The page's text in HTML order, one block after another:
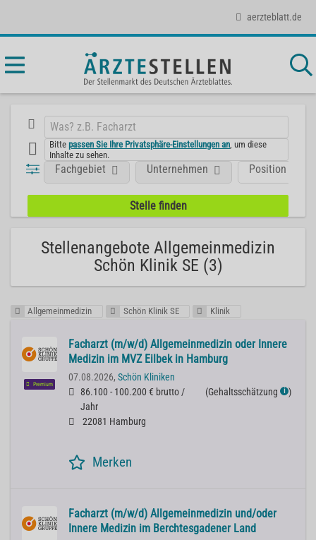
aerzteblatt.de
Bittepassen Sie Ihre Privatsphäre-Einstellungen an , um diese
Inhalte zu sehen.
Position
Fachgebiet Unternehmen
Stellenangebote Allgemeinmedizin
Schön Klinik SE (3)
Allgemeinmedizin Schön Klinik SE Klinik
Premium
Facharzt (m/w/d) Allgemeinmedizin oder Innere
Medizin im MVZ Eilbek in Hamburg
07.08.2026, Schön Kliniken
86.100 - 100.200 € brutto /
Jahr
(Gehaltsschätzung ℹ )
22081 Hamburg
Merken
Facharzt (m/w/d) Allgemeinmedizin und/oder
Innere Medizin im Berchtesgadener Land